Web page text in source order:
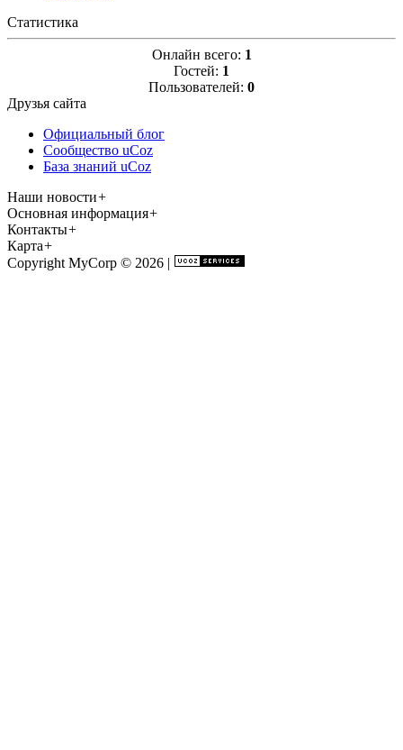
Статистика
Онлайн всего: 1
Гостей: 1
Пользователей: 0
Друзья сайта
Официальный блог
Сообщество uCoz
База знаний uCoz
Наши новости+
Основная информация+
Контакты+
Карта+
Copyright MyCorp © 2026 |